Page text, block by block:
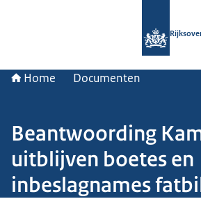
Home Documenten
Beantwoording
uitblijven boetes en
inbeslagnames